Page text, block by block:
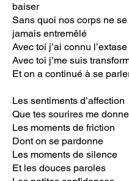
baiser
Sans quoi nos corps ne
jamais entremêlé
Avec toi j’ai connu l’extase
Avec toi j’me suis
Et on a continué à se
Les sentiments d’affection
Que tes sourires me
Les moments de friction
Dont on se pardonne
Les moments de silence
Et les douces paroles